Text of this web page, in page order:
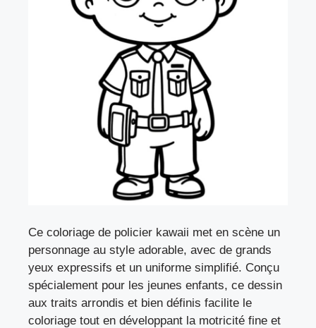
Ce coloriage de policier kawaii met en scène un
personnage au style adorable, avec de grands
yeux expressifs et un uniforme simplifié. Conçu
spécialement pour les jeunes enfants, ce dessin
aux traits arrondis et bien définis facilite le
coloriage tout en développant la motricité fine et